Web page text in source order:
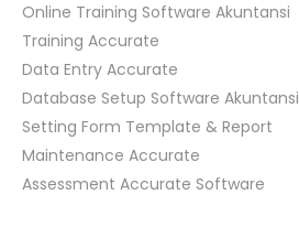
Online Training Software Akuntansi
Training Accurate
Data Entry Accurate
Database Setup Software Akuntansi
Setting Form Template & Report
Maintenance Accurate
Assessment Accurate Software